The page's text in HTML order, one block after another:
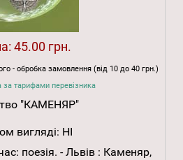
45.00 грн.
- обробка замовлення (від 10 до 40 грн.)
за тарифами перевізника
"КАМЕНЯР"
вигляді: НІ
поезія. - Львів : Каменяр,